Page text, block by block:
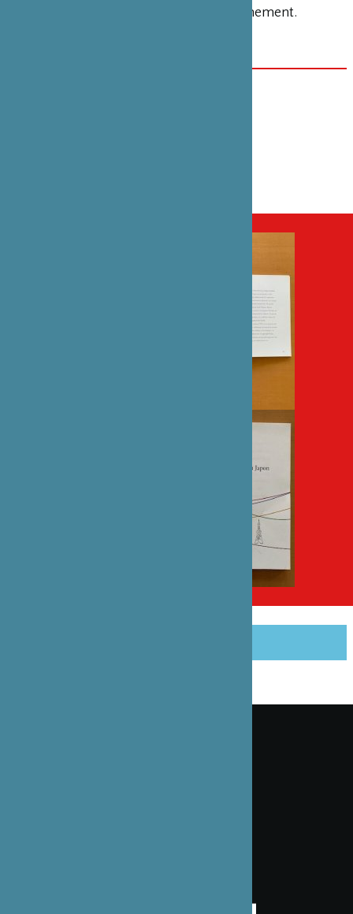
innovants en interaction avec l’environnement.